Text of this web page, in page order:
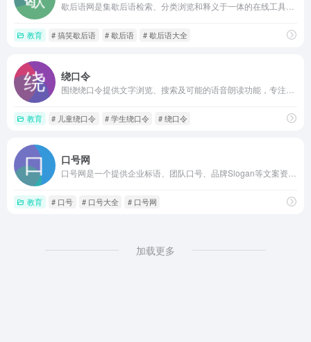
教育 # 搞笑歇后语 # 歇后语 # 歇后语大全
绕口令
教育 # 儿童绕口令 # 学生绕口令 # 绕口令
口号网
教育 # 口号 # 口号大全 # 口号网
加载更多